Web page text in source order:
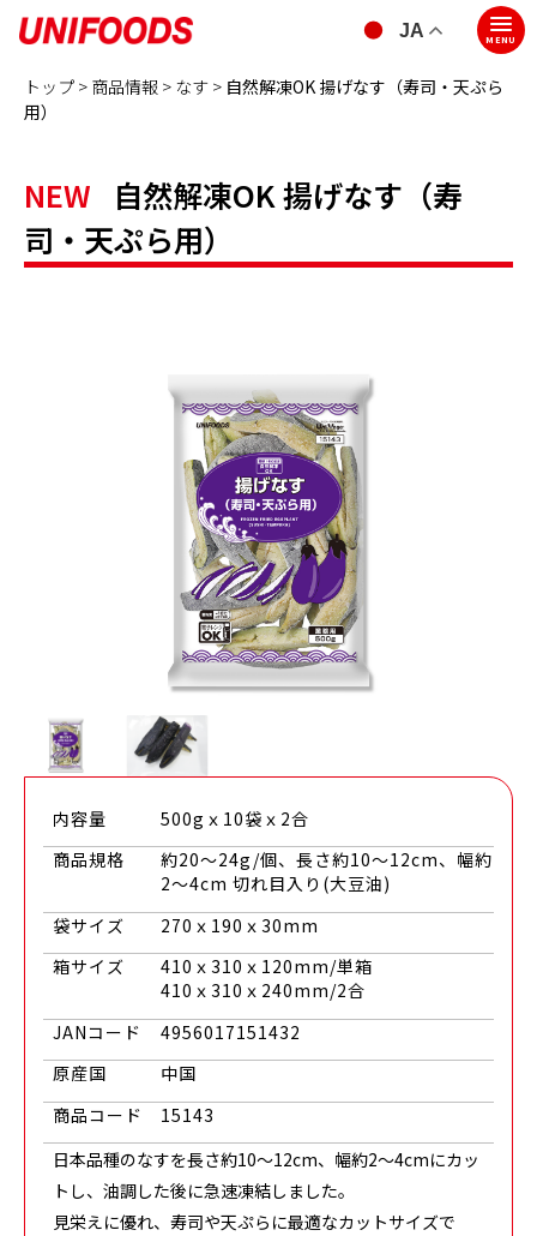
MENU
トップ > 商品情報 > なす > 自然解凍OK 揚げなす（寿司・天ぷら
用）
NEW
自然解凍OK 揚げなす（寿
司・天ぷら用）
内容量
500gｘ10袋ｘ2合
商品規格
約20～24g/個、長さ約10～12cm、幅約
2～4cm 切れ目入り(大豆油)
袋サイズ
270ｘ190ｘ30mm
箱サイズ
410ｘ310ｘ120mm/単箱
410ｘ310ｘ240mm/2合
JANコード
4956017151432
原産国
中国
商品コード
15143
日本品種のなすを長さ約10～12cm、幅約2～4cmにカッ
トし、油調した後に急速凍結しました。
見栄えに優れ、寿司や天ぷらに最適なカットサイズで
JA